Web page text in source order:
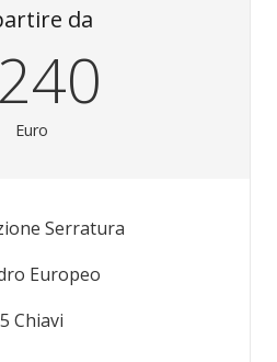
da
Euro
Serratura
Europeo
5 Chiavi